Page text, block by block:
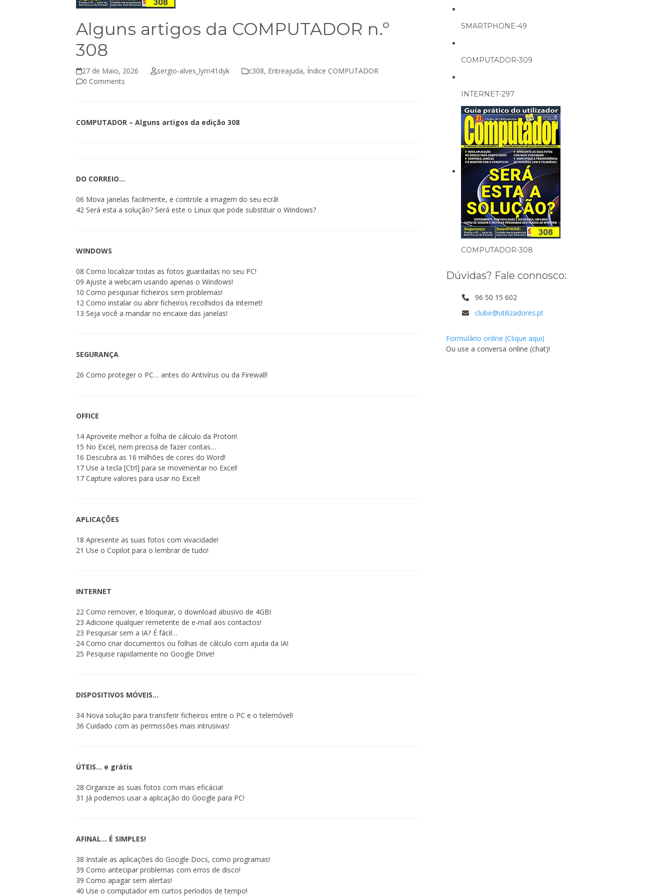
Alguns artigos da COMPUTADOR n.º
308
27 de Maio, 2026 sergio-alves_lym41dyk c308, Entreajuda, Índice COMPUTADOR
0 Comments
COMPUTADOR – Alguns artigos da edição 308
DO CORREIO…
06 Mova janelas facilmente, e controle a imagem do seu ecrã!
42 Será esta a solução? Será este o Linux que pode substituir o Windows?
WINDOWS
08 Como localizar todas as fotos guardadas no seu PC!
09 Ajuste a webcam usando apenas o Windows!
10 Como pesquisar ficheiros sem problemas!
12 Como instalar ou abrir ficheiros recolhidos da Internet!
13 Seja você a mandar no encaixe das janelas!
SEGURANÇA
26 Como proteger o PC… antes do Antivírus ou da Firewall!
OFFICE
14 Aproveite melhor a folha de cálculo da Proton!
15 No Excel, nem precisa de fazer contas…
16 Descubra as 16 milhões de cores do Word!
17 Use a tecla [Ctrl] para se movimentar no Excel!
17 Capture valores para usar no Excel!
APLICAÇÕES
18 Apresente as suas fotos com vivacidade!
21 Use o Copilot para o lembrar de tudo!
INTERNET
22 Como remover, e bloquear, o download abusivo de 4GB!
23 Adicione qualquer remetente de e-mail aos contactos!
23 Pesquisar sem a IA? É fácil…
24 Como criar documentos ou folhas de cálculo com ajuda da IA!
25 Pesquise rapidamente no Google Drive!
DISPOSITIVOS MÓVEIS…
34 Nova solução para transferir ficheiros entre o PC e o telemóvel!
36 Cuidado com as permissões mais intrusivas!
ÚTEIS… e grátis
28 Organize as suas fotos com mais eficácia!
31 Já podemos usar a aplicação do Google para PC!
AFINAL… É SIMPLES!
38 Instale as aplicações do Google Docs, como programas!
39 Como antecipar problemas com erros de disco!
39 Como apagar sem alertas!
40 Use o computador em curtos períodos de tempo!
SMARTPHONE-49
COMPUTADOR-309
INTERNET-297
COMPUTADOR-308
Dúvidas? Fale connosco:
96 50 15 602
clube@utilizadores.pt
Formulário online (Clique aqui)
Ou use a conversa online (chat)!